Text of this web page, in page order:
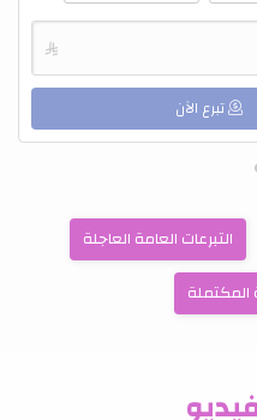

تبرع الآن
التبرعات العامة العاجلة
المكتملة